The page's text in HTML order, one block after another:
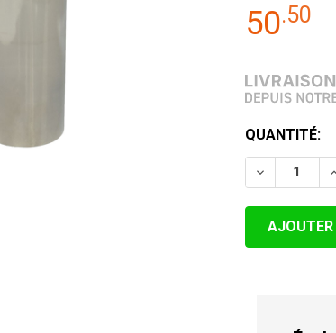
50.50
STOCK
ACTUEL:
QUANTITÉ:
DIMINUER